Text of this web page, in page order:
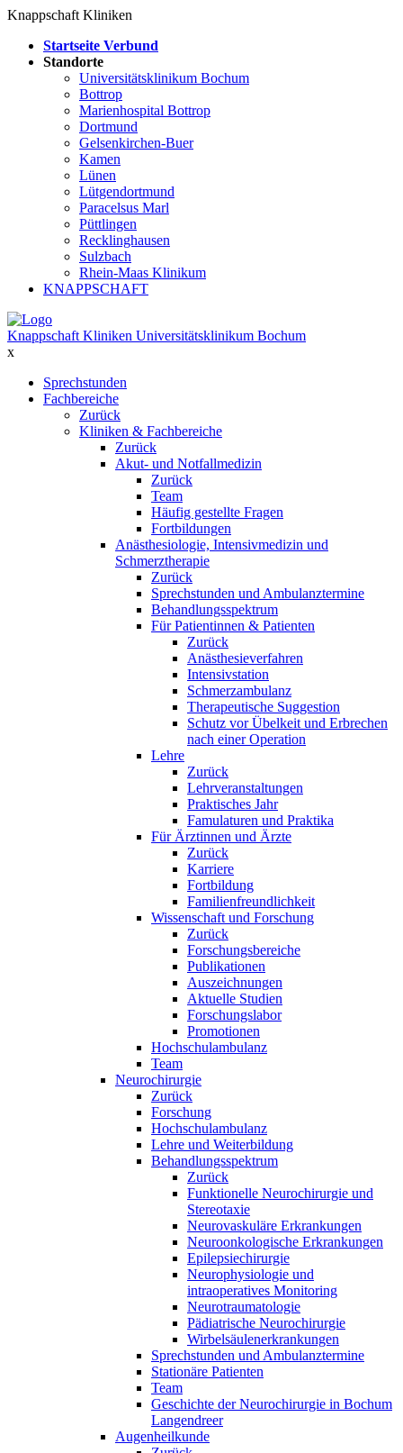
Knappschaft Kliniken
Startseite Verbund
Standorte
Universitätsklinikum Bochum
Bottrop
Marienhospital Bottrop
Dortmund
Gelsenkirchen-Buer
Kamen
Lünen
Lütgendortmund
Paracelsus Marl
Püttlingen
Recklinghausen
Sulzbach
Rhein-Maas Klinikum
KNAPPSCHAFT
Knappschaft Kliniken Universitätsklinikum Bochum
x
Sprechstunden
Fachbereiche
Zurück
Kliniken & Fachbereiche
Zurück
Akut- und Notfallmedizin
Zurück
Team
Häufig gestellte Fragen
Fortbildungen
Anästhesiologie, Intensivmedizin und
Schmerztherapie
Zurück
Sprechstunden und Ambulanztermine
Behandlungsspektrum
Für Patientinnen & Patienten
Zurück
Anästhesieverfahren
Intensivstation
Schmerzambulanz
Therapeutische Suggestion
Schutz vor Übelkeit und Erbrechen
nach einer Operation
Lehre
Zurück
Lehrveranstaltungen
Praktisches Jahr
Famulaturen und Praktika
Für Ärztinnen und Ärzte
Zurück
Karriere
Fortbildung
Familienfreundlichkeit
Wissenschaft und Forschung
Zurück
Forschungsbereiche
Publikationen
Auszeichnungen
Aktuelle Studien
Forschungslabor
Promotionen
Hochschulambulanz
Team
Neurochirurgie
Zurück
Forschung
Hochschulambulanz
Lehre und Weiterbildung
Behandlungsspektrum
Zurück
Funktionelle Neurochirurgie und
Stereotaxie
Neurovaskuläre Erkrankungen
Neuroonkologische Erkrankungen
Epilepsiechirurgie
Neurophysiologie und
intraoperatives Monitoring
Neurotraumatologie
Pädiatrische Neurochirurgie
Wirbelsäulenerkrankungen
Sprechstunden und Ambulanztermine
Stationäre Patienten
Team
Geschichte der Neurochirurgie in Bochum
Langendreer
Augenheilkunde